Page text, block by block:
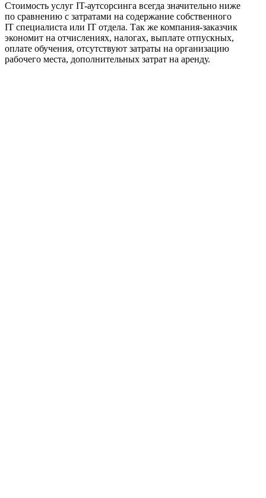
Стоимость услуг IT-аутсорсинга всегда значительно ниже
по сравнению с затратами на содержание собственного
IT специалиста или IT отдела. Так же компания-заказчик
экономит на отчислениях, налогах, выплате отпускных,
оплате обучения, отсутствуют затраты на организацию
рабочего места, дополнительных затрат на аренду.